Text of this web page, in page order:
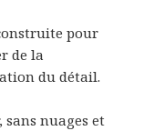
pour
de la
du détail.
nuages et